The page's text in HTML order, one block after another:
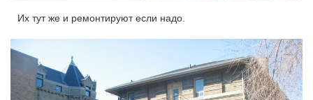
Их тут же и ремонтируют если надо.